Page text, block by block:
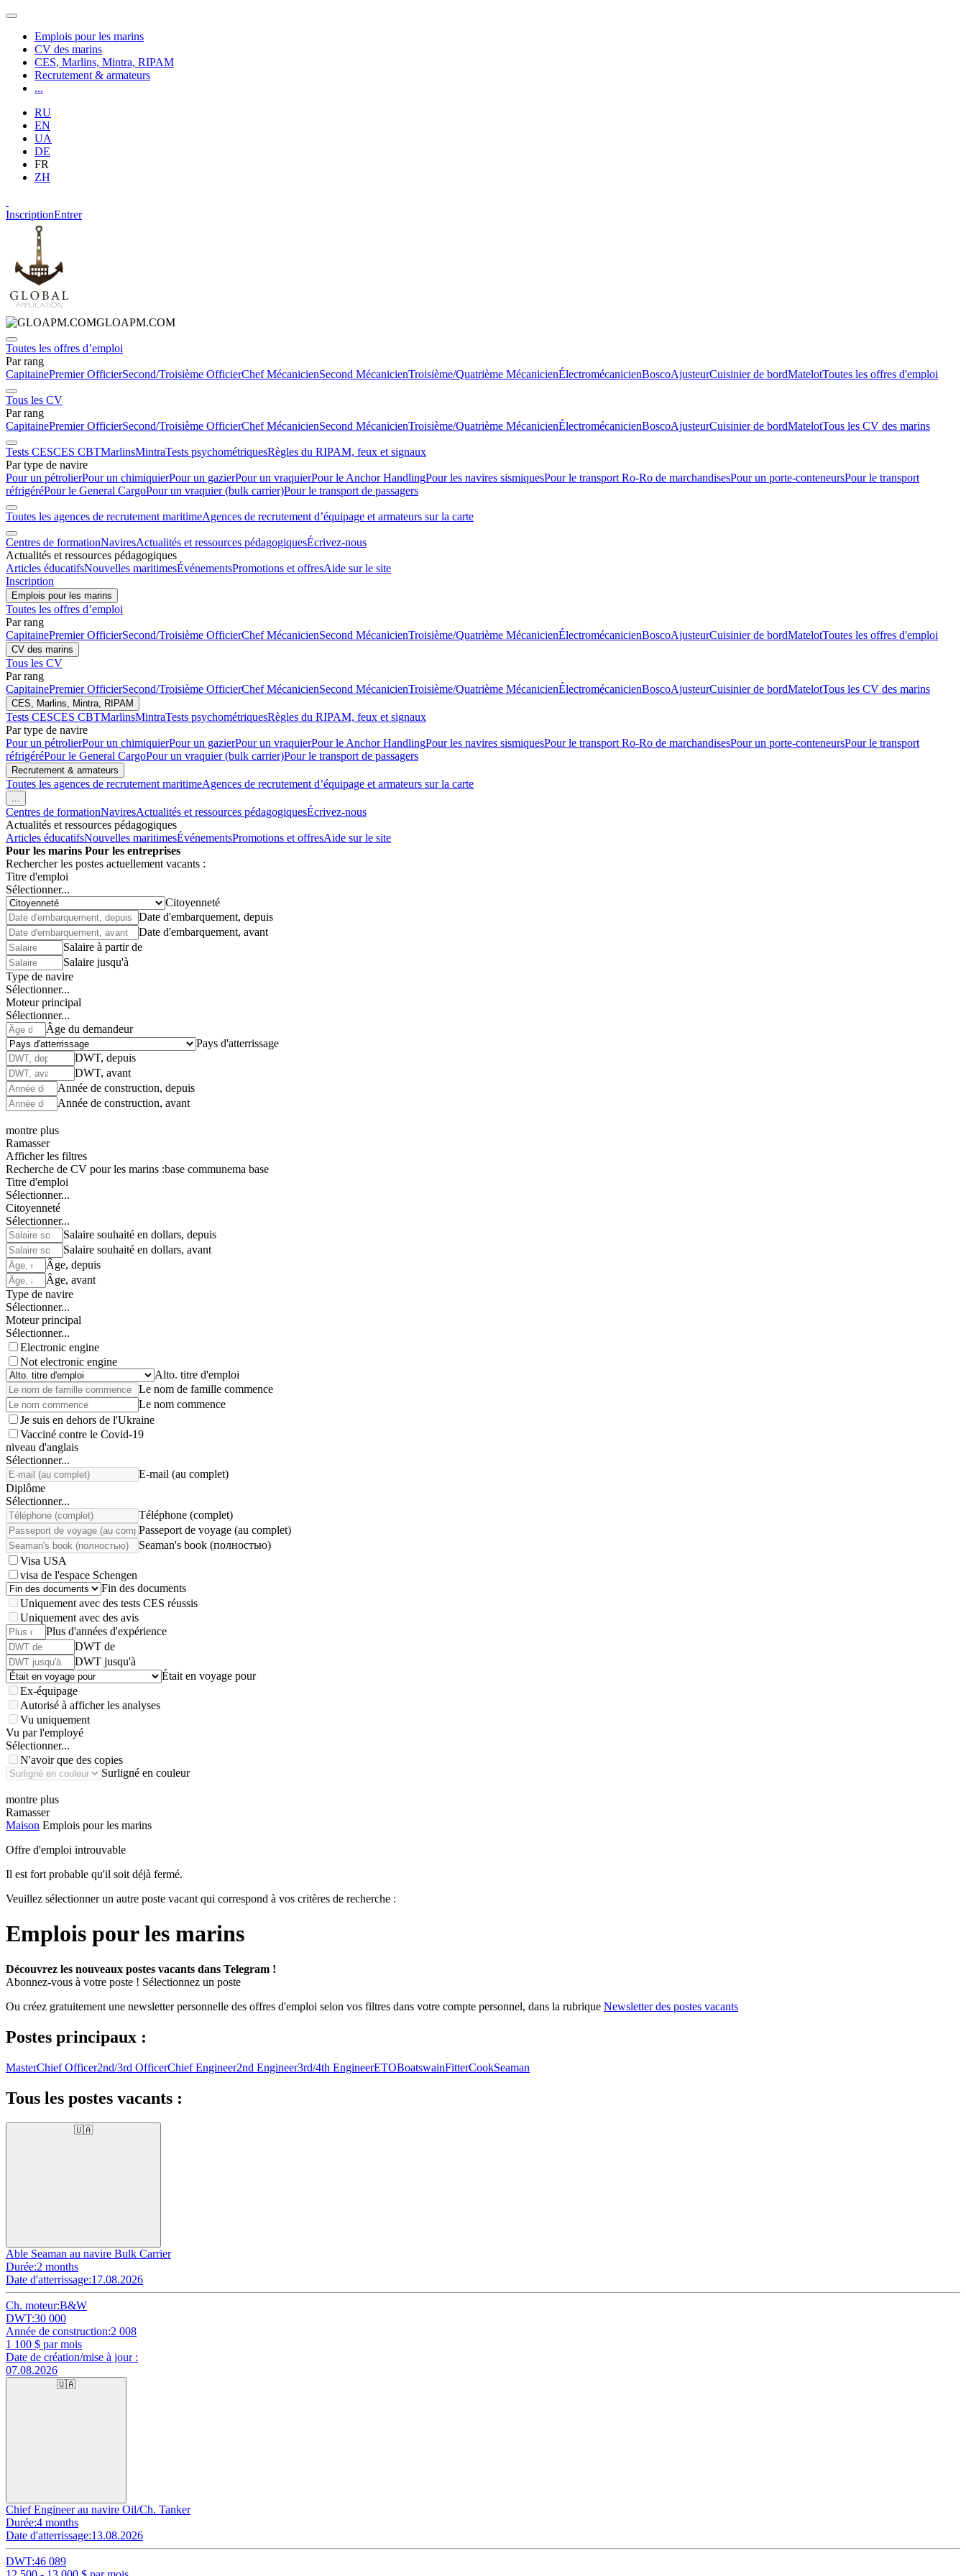
Emplois pour les marins
CV des marins
CES, Marlins, Mintra, RIPAM
Recrutement & armateurs
...
RU
EN
UA
DE
FR
ZH
InscriptionEntrer
GLOAPM.COM
Toutes les offres d’emploi
Par rang
CapitainePremier OfficierSecond/Troisième OfficierChef MécanicienSecond MécanicienTroisième/Quatrième MécanicienÉlectromécanicienBoscoAjusteurCuisinier de bordMatelotToutes les offres d'emploi
Tous les CV
Par rang
CapitainePremier OfficierSecond/Troisième OfficierChef MécanicienSecond MécanicienTroisième/Quatrième MécanicienÉlectromécanicienBoscoAjusteurCuisinier de bordMatelotTous les CV des marins
Tests CESCES CBTMarlinsMintraTests psychométriquesRègles du RIPAM, feux et signaux
Par type de navire
Pour un pétrolierPour un chimiquierPour un gazierPour un vraquierPour le Anchor HandlingPour les navires sismiquesPour le transport Ro-Ro de marchandisesPour un porte-conteneursPour le transport
réfrigéréPour le General CargoPour un vraquier (bulk carrier)Pour le transport de passagers
Toutes les agences de recrutement maritimeAgences de recrutement d’équipage et armateurs sur la carte
Centres de formationNaviresActualités et ressources pédagogiquesÉcrivez-nous
Actualités et ressources pédagogiques
Articles éducatifsNouvelles maritimesÉvénementsPromotions et offresAide sur le site
Inscription
Emplois pour les marins
Toutes les offres d’emploi
Par rang
CapitainePremier OfficierSecond/Troisième OfficierChef MécanicienSecond MécanicienTroisième/Quatrième MécanicienÉlectromécanicienBoscoAjusteurCuisinier de bordMatelotToutes les offres d'emploi
CV des marins
Tous les CV
Par rang
CapitainePremier OfficierSecond/Troisième OfficierChef MécanicienSecond MécanicienTroisième/Quatrième MécanicienÉlectromécanicienBoscoAjusteurCuisinier de bordMatelotTous les CV des marins
CES, Marlins, Mintra, RIPAM
Tests CESCES CBTMarlinsMintraTests psychométriquesRègles du RIPAM, feux et signaux
Par type de navire
Pour un pétrolierPour un chimiquierPour un gazierPour un vraquierPour le Anchor HandlingPour les navires sismiquesPour le transport Ro-Ro de marchandisesPour un porte-conteneursPour le transport
réfrigéréPour le General CargoPour un vraquier (bulk carrier)Pour le transport de passagers
Recrutement & armateurs
Toutes les agences de recrutement maritimeAgences de recrutement d’équipage et armateurs sur la carte
...
Centres de formationNaviresActualités et ressources pédagogiquesÉcrivez-nous
Actualités et ressources pédagogiques
Articles éducatifsNouvelles maritimesÉvénementsPromotions et offresAide sur le site
Pour les marins Pour les entreprises
Rechercher les postes actuellement vacants :
Titre d'emploi
Sélectionner...
Citoyenneté
Date d'embarquement, depuis
Date d'embarquement, avant
Salaire à partir de
Salaire jusqu'à
Type de navire
Sélectionner...
Moteur principal
Sélectionner...
Âge du demandeur
Pays d'atterrissage
DWT, depuis
DWT, avant
Année de construction, depuis
Année de construction, avant
montre plus
Ramasser
Afficher les filtres
Recherche de CV pour les marins :base communema base
Titre d'emploi
Sélectionner...
Citoyenneté
Sélectionner...
Salaire souhaité en dollars, depuis
Salaire souhaité en dollars, avant
Âge, depuis
Âge, avant
Type de navire
Sélectionner...
Moteur principal
Sélectionner...
Electronic engine
Not electronic engine
Alto. titre d'emploi
Le nom de famille commence
Le nom commence
Je suis en dehors de l'Ukraine
Vacciné contre le Covid-19
niveau d'anglais
Sélectionner...
E-mail (au complet)
Diplôme
Sélectionner...
Téléphone (complet)
Passeport de voyage (au complet)
Seaman's book (полностью)
Visa USA
visa de l'espace Schengen
Fin des documents
Uniquement avec des tests CES réussis
Uniquement avec des avis
Plus d'années d'expérience
DWT de
DWT jusqu'à
Était en voyage pour
Ex-équipage
Autorisé à afficher les analyses
Vu uniquement
Vu par l'employé
Sélectionner...
N'avoir que des copies
Surligné en couleur
montre plus
Ramasser
Maison Emplois pour les marins
Offre d'emploi introuvable
Il est fort probable qu'il soit déjà fermé.
Veuillez sélectionner un autre poste vacant qui correspond à vos critères de recherche :
Emplois pour les marins
Découvrez les nouveaux postes vacants dans Telegram !
Abonnez-vous à votre poste ! Sélectionnez un poste
Ou créez gratuitement une newsletter personnelle des offres d'emploi selon vos filtres dans votre compte personnel, dans la rubrique Newsletter des postes vacants
Postes principaux :
MasterChief Officer2nd/3rd OfficerChief Engineer2nd Engineer3rd/4th EngineerETOBoatswainFitterCookSeaman
Tous les postes vacants :
🇺🇦
Able Seaman au navire Bulk Carrier
Durée:2 months
Date d'atterrissage:17.08.2026
Ch. moteur:B&W
DWT:30 000
Année de construction:2 008
1 100 $ par mois
Date de création/mise à jour :
07.08.2026
🇺🇦
Chief Engineer au navire Oil/Ch. Tanker
Durée:4 months
Date d'atterrissage:13.08.2026
DWT:46 089